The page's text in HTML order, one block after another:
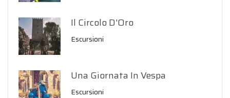
Il Circolo D'Oro
Escursioni
Una Giornata In Vespa
Escursioni